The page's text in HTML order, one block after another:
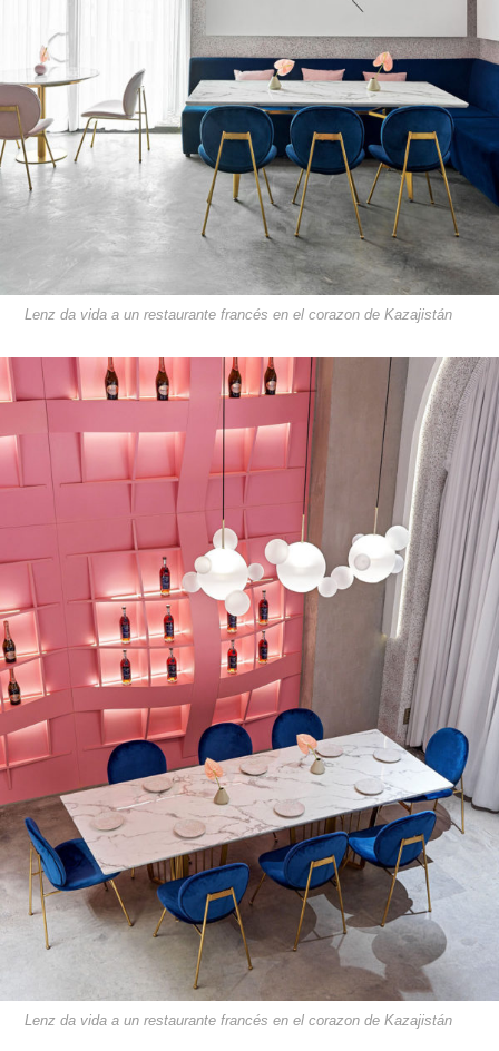
Lenz da vida a un restaurante francés en el corazon de Kazajistán
Lenz da vida a un restaurante francés en el corazon de Kazajistán